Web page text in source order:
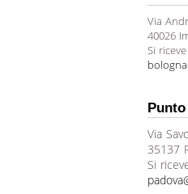
Via
40026
Si
Via
35137
Si